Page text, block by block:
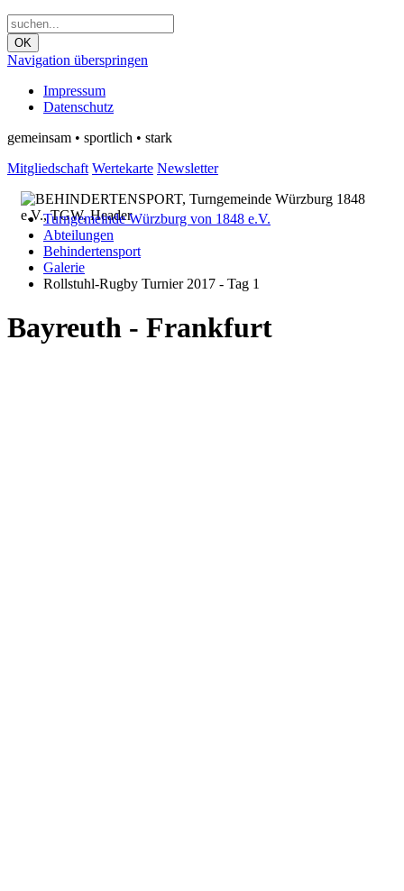
OK
Navigation überspringen
Impressum
Datenschutz
gemeinsam • sportlich • stark
Mitgliedschaft Wertekarte Newsletter
Turngemeinde Würzburg von 1848 e.V.
Abteilungen
Behindertensport
Galerie
Rollstuhl-Rugby Turnier 2017 - Tag 1
Bayreuth - Frankfurt